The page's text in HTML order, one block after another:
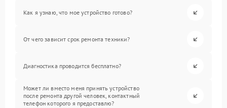
Как я узнаю, что мое устройство готово?
От чего зависит срок ремонта техники?
Диагностика проводится бесплатно?
Может ли вместо меня принять устройство
после ремонта другой человек, контактный
телефон которого я предоставлю?